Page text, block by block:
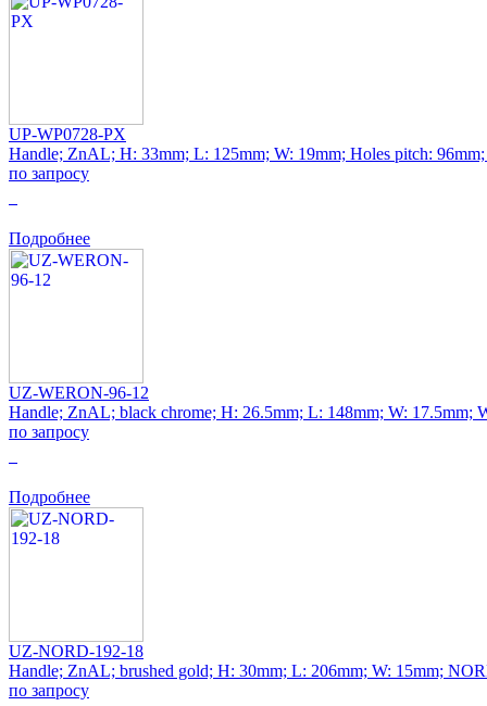
UP-WP0728-PX
Handle; ZnAL; H: 33mm; L: 125mm; W: 19mm; Holes pitch: 96mm;
по запросу
Подробнее
UZ-WERON-96-12
Handle; ZnAL; black chrome; H: 26.5mm; L: 148mm; W: 17.5mm;
по запросу
Подробнее
UZ-NORD-192-18
Handle; ZnAL; brushed gold; H: 30mm; L: 206mm; W: 15mm;
по запросу